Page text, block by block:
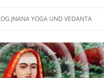
JNANA YOGA UND VEDANTA